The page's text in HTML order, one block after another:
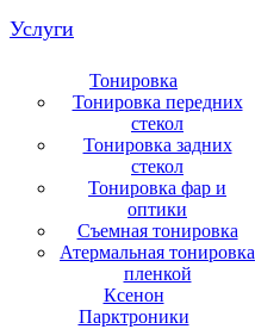
Услуги
Тонировка
Тонировка передних
стекол
Тонировка задних
стекол
Тонировка фар и
оптики
Съемная тонировка
Атермальная тонировка
пленкой
Ксенон
Парктроники